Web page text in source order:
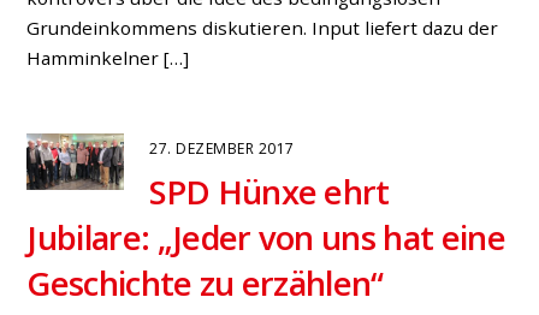
Grundeinkommens diskutieren. Input liefert dazu der
Hamminkelner […]
27. DEZEMBER 2017
SPD Hünxe ehrt
Jubilare: „Jeder von uns hat eine
Geschichte zu erzählen“